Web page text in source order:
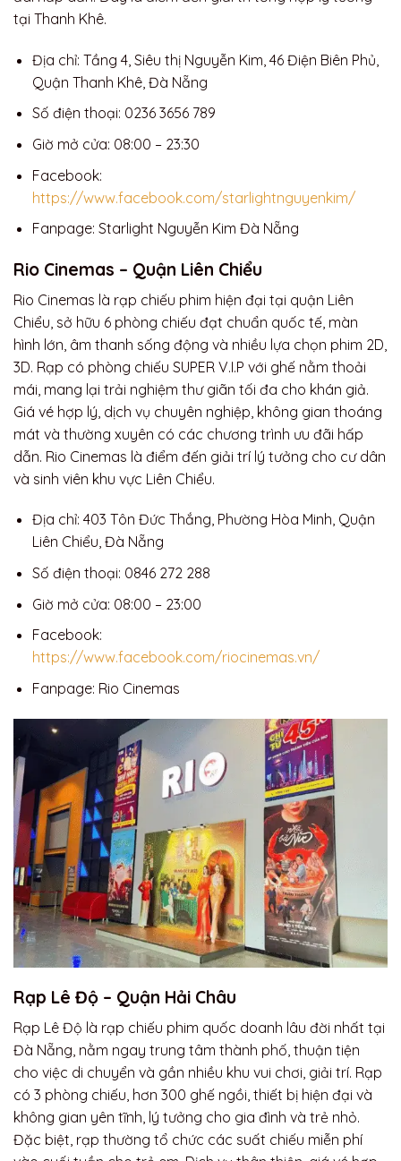
tại Thanh Khê.
Địa chỉ: Tầng 4, Siêu thị Nguyễn Kim, 46 Điện Biên Phủ,
Quận Thanh Khê, Đà Nẵng
Số điện thoại: 0236 3656 789
Giờ mở cửa: 08:00 – 23:30
Facebook:
https://www.facebook.com/starlightnguyenkim/
Fanpage: Starlight Nguyễn Kim Đà Nẵng
Rio Cinemas – Quận Liên Chiểu
Rio Cinemas là rạp chiếu phim hiện đại tại quận Liên
Chiểu, sở hữu 6 phòng chiếu đạt chuẩn quốc tế, màn
hình lớn, âm thanh sống động và nhiều lựa chọn phim 2D,
3D. Rạp có phòng chiếu SUPER V.I.P với ghế nằm thoải
mái, mang lại trải nghiệm thư giãn tối đa cho khán giả.
Giá vé hợp lý, dịch vụ chuyên nghiệp, không gian thoáng
mát và thường xuyên có các chương trình ưu đãi hấp
dẫn. Rio Cinemas là điểm đến giải trí lý tưởng cho cư dân
và sinh viên khu vực Liên Chiểu.
Địa chỉ: 403 Tôn Đức Thắng, Phường Hòa Minh, Quận
Liên Chiểu, Đà Nẵng
Số điện thoại: 0846 272 288
Giờ mở cửa: 08:00 – 23:00
Facebook:
https://www.facebook.com/riocinemas.vn/
Fanpage: Rio Cinemas
Rạp Lê Độ – Quận Hải Châu
Rạp Lê Độ là rạp chiếu phim quốc doanh lâu đời nhất tại
Đà Nẵng, nằm ngay trung tâm thành phố, thuận tiện
cho việc di chuyển và gần nhiều khu vui chơi, giải trí. Rạp
có 3 phòng chiếu, hơn 300 ghế ngồi, thiết bị hiện đại và
không gian yên tĩnh, lý tưởng cho gia đình và trẻ nhỏ.
Đặc biệt, rạp thường tổ chức các suất chiếu miễn phí